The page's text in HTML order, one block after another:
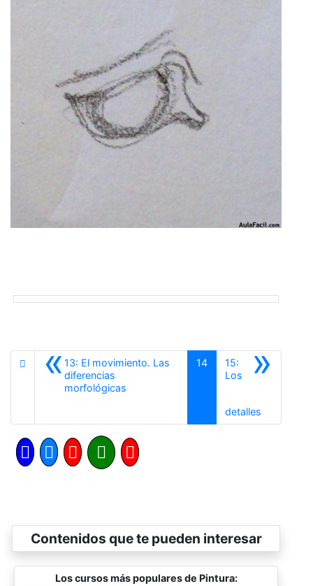
«13: El movimiento. Las
diferencias
morfológicas
14 »
15:
Los
detallesSiguiente
Contenidos que te pueden interesar
Los cursos más populares de Pintura: